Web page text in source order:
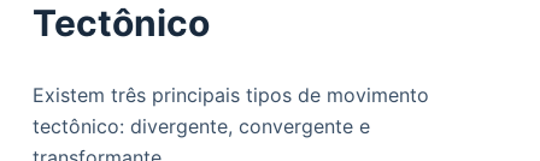
Tectônico
Existem três principais tipos de movimento
tectônico: divergente, convergente e